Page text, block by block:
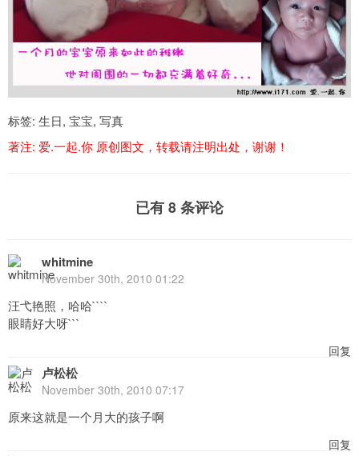
标签: 生日, 宝宝, 写真
著注: 爱.一起.你 原创图文，转载请注明出处，谢谢！
已有 8 条评论
whitmine
November 30th, 2010 01:22
汪弋艳照，哈哈````
眼睛好大呀```
回复
卢松松
November 30th, 2010 07:17
原来这就是一个月大的孩子啊
回复